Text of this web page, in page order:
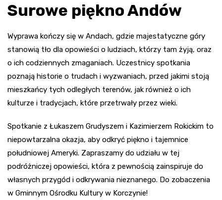
Surowe piękno Andów
Wyprawa kończy się w Andach, gdzie majestatyczne góry
stanowią tło dla opowieści o ludziach, którzy tam żyją, oraz
o ich codziennych zmaganiach. Uczestnicy spotkania
poznają historie o trudach i wyzwaniach, przed jakimi stoją
mieszkańcy tych odległych terenów, jak również o ich
kulturze i tradycjach, które przetrwały przez wieki.
Spotkanie z Łukaszem Grudyszem i Kazimierzem Rokickim to
niepowtarzalna okazja, aby odkryć piękno i tajemnice
południowej Ameryki. Zapraszamy do udziału w tej
podróżniczej opowieści, która z pewnością zainspiruje do
własnych przygód i odkrywania nieznanego. Do zobaczenia
w Gminnym Ośrodku Kultury w Korczynie!